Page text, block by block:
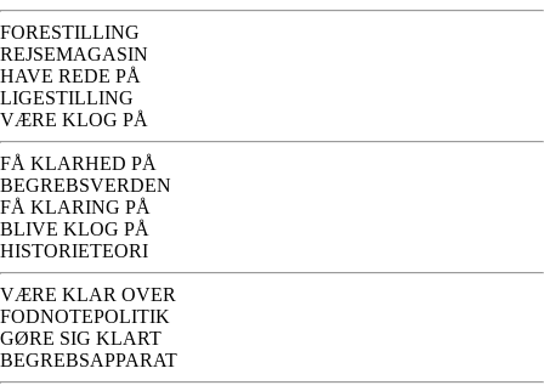
FORESTILLING
REJSEMAGASIN
HAVE REDE PÅ
LIGESTILLING
VÆRE KLOG PÅ
FÅ KLARHED PÅ
BEGREBSVERDEN
FÅ KLARING PÅ
BLIVE KLOG PÅ
HISTORIETEORI
VÆRE KLAR OVER
FODNOTEPOLITIK
GØRE SIG KLART
BEGREBSAPPARAT